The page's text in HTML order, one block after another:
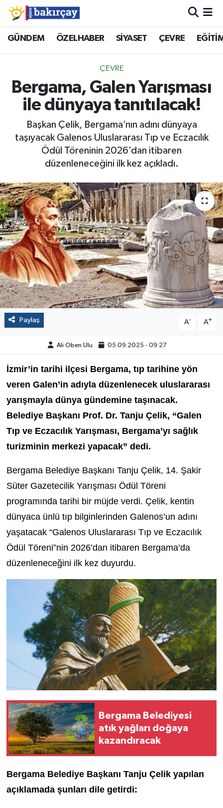
GÜNDEM ÖZELHABER SİYASET ÇEVRE
ÇEVRE
Bergama, Galen Yarışması
ile dünyaya tanıtılacak!
Başkan Çelik, Bergama’nın adını dünyaya
taşıyacak Galenos Uluslararası Tıp ve Eczacılık
Ödül Töreninin 2026’dan itibaren
düzenleneceğini ilk kez açıkladı.
Paylaş A- A+
Ali Oben Ulu 05.09.2025 - 09:27
İzmir’in tarihi ilçesi Bergama, tıp tarihine yön
veren Galen’in adıyla düzenlenecek uluslararası
yarışmayla dünya gündemine taşınacak.
Belediye Başkanı Prof. Dr. Tanju Çelik, “Galen
Tıp ve Eczacılık Yarışması, Bergama’yı sağlık
turizminin merkezi yapacak” dedi.
Bergama Belediye Başkanı Tanju Çelik, 14. Şakir
Süter Gazetecilik Yarışması Ödül Töreni
programında tarihi bir müjde verdi. Çelik, kentin
dünyaca ünlü tıp bilginlerinden Galenos’un adını
yaşatacak “Galenos Uluslararası Tıp ve Eczacılık
Ödül Töreni”nin 2026’dan itibaren Bergama’da
düzenleneceğini ilk kez duyurdu.
Bergama Belediyesi
atık yağları doğaya
kazandıracak
Bergama Belediye Başkanı Tanju Çelik yapılan
açıklamada şunları dile getirdi:
İzmir Nöbetçi Eczaneler
İzmir Namaz Vakitleri
İzmir Trafik Yoğunluk Haritası
Süper Lig Puan Durumu ve Fikstür
Tüm Manşetler
Son Dakika Haberleri
Haber Arşivi